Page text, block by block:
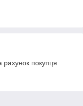
рахунок покупця